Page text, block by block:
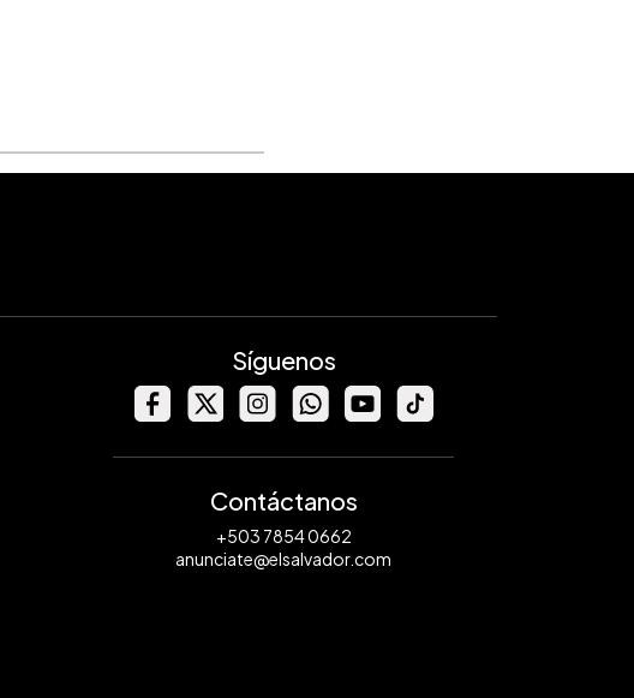
Síguenos
Contáctanos
+503 7854 0662
anunciate@elsalvador.com